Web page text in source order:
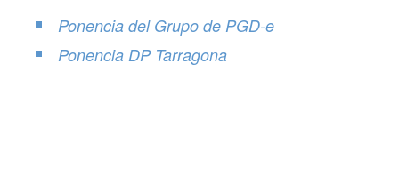
Ponencia del Grupo de PGD-e
Ponencia DP Tarragona